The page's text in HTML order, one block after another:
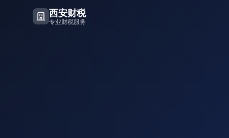
西安财税
专业财税服务